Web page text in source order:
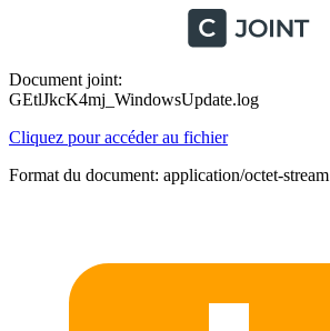
Document joint:
GEtlJkcK4mj_WindowsUpdate.log
Cliquez pour accéder au fichier
Format du document: application/octet-stream